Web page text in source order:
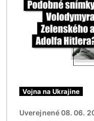
Vojna na Ukrajine
Uverejnené 08. 06.